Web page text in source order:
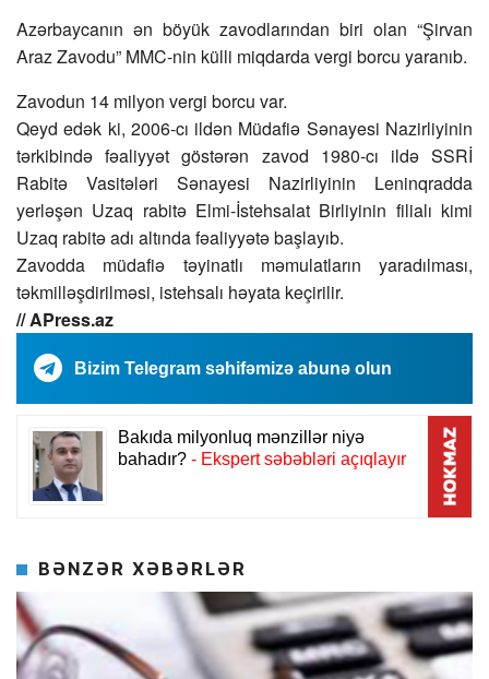
Azərbaycanın ən böyük zavodlarından biri olan “Şirvan
Araz Zavodu” MMC-nin külli miqdarda vergi borcu yaranıb.
Zavodun 14 milyon vergi borcu var.
Qeyd edək ki, 2006-cı ildən Müdafiə Sənayesi Nazirliyinin
tərkibində fəaliyyət göstərən zavod 1980-cı ildə SSRİ
Rabitə Vasitələri Sənayesi Nazirliyinin Leninqradda
yerləşən Uzaq rabitə Elmi-İstehsalat Birliyinin filialı kimi
Uzaq rabitə adı altında fəaliyyətə başlayıb.
Zavodda müdafiə təyinatlı məmulatların yaradılması,
təkmilləşdirilməsi, istehsalı həyata keçirilir.
// APress.az
Bizim Telegram səhifəmizə abunə olun
BƏNZƏR XƏBƏRLƏR